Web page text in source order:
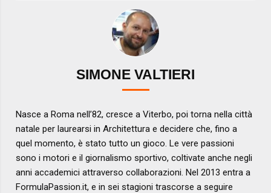
SIMONE VALTIERI
Nasce a Roma nell’82, cresce a Viterbo, poi torna nella città
natale per laurearsi in Architettura e decidere che, fino a
quel momento, è stato tutto un gioco. Le vere passioni
sono i motori e il giornalismo sportivo, coltivate anche negli
anni accademici attraverso collaborazioni. Nel 2013 entra a
FormulaPassion.it, e in sei stagioni trascorse a seguire